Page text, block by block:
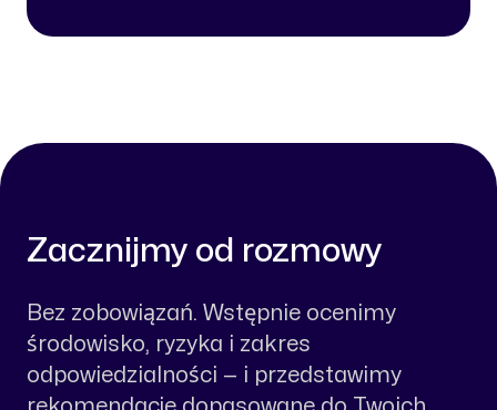
Zacznijmy od rozmowy
Bez zobowiązań. Wstępnie ocenimy
środowisko, ryzyka i zakres
odpowiedzialności — i przedstawimy
rekomendacje dopasowane do Twoich